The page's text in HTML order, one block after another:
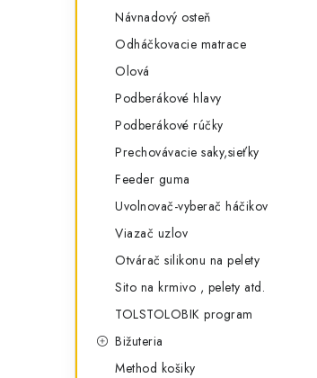
Návnadový osteň
Odháčkovacie matrace
Olová
Podberákové hlavy
Podberákové rúčky
Prechovávacie saky,sieťky
Feeder guma
Uvolnovač-vyberač háčikov
Viazač uzlov
Otvárač silikonu na pelety
Sito na krmivo , pelety atd.
TOLSTOLOBIK program
Bižuteria
Method košiky